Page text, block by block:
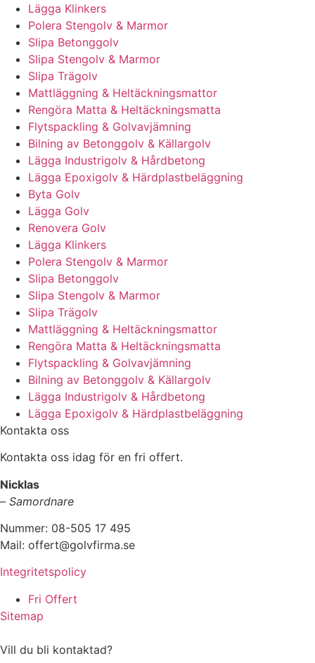
Lägga Klinkers
Polera Stengolv & Marmor
Slipa Betonggolv
Slipa Stengolv & Marmor
Slipa Trägolv
Mattläggning & Heltäckningsmattor
Rengöra Matta & Heltäckningsmatta
Flytspackling & Golvavjämning
Bilning av Betonggolv & Källargolv
Lägga Industrigolv & Hårdbetong
Lägga Epoxigolv & Härdplastbeläggning
Byta Golv
Lägga Golv
Renovera Golv
Lägga Klinkers
Polera Stengolv & Marmor
Slipa Betonggolv
Slipa Stengolv & Marmor
Slipa Trägolv
Mattläggning & Heltäckningsmattor
Rengöra Matta & Heltäckningsmatta
Flytspackling & Golvavjämning
Bilning av Betonggolv & Källargolv
Lägga Industrigolv & Hårdbetong
Lägga Epoxigolv & Härdplastbeläggning
Kontakta oss
Kontakta oss idag för en fri offert.
Nicklas
– Samordnare
Nummer: 08-505 17 495
Mail: offert@golvfirma.se
Integritetspolicy
Fri Offert
Sitemap
Vill du bli kontaktad?